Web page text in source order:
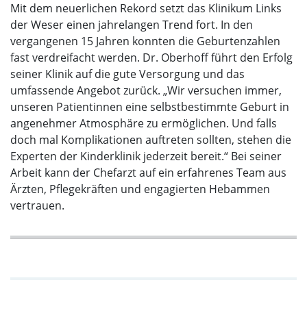
Mit dem neuerlichen Rekord setzt das Klinikum Links
der Weser einen jahrelangen Trend fort. In den
vergangenen 15 Jahren konnten die Geburtenzahlen
fast verdreifacht werden. Dr. Oberhoff führt den Erfolg
seiner Klinik auf die gute Versorgung und das
umfassende Angebot zurück. „Wir versuchen immer,
unseren Patientinnen eine selbstbestimmte Geburt in
angenehmer Atmosphäre zu ermöglichen. Und falls
doch mal Komplikationen auftreten sollten, stehen die
Experten der Kinderklinik jederzeit bereit.“ Bei seiner
Arbeit kann der Chefarzt auf ein erfahrenes Team aus
Ärzten, Pflegekräften und engagierten Hebammen
vertrauen.